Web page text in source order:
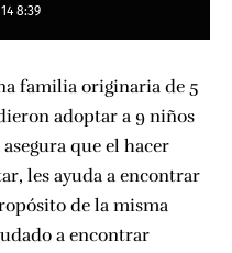
8:39
familia originaria de 5
adoptar a 9 niños
que el hacer
les ayuda a encontrar
de la misma
a encontrar